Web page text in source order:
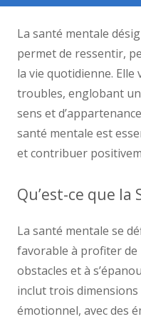
La santé mentale
permet de ressentir,
la vie quotidienne. Elle
troubles, englobant
sens et
santé mentale est
et contribuer
Qu’est-ce que la
La santé mentale se
favorable à profiter de
obstacles et à
inclut trois
émotionnel, avec des